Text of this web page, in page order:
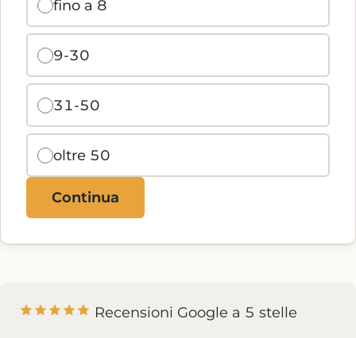
fino a 8
9-30
31-50
oltre 50
Continua
Recensioni Google a 5 stelle